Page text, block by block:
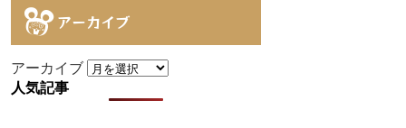
アーカイブ
アーカイブ
人気記事